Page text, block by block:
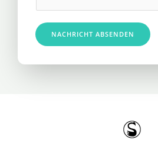
n
u
m
e
NACHRICHT ABSENDEN